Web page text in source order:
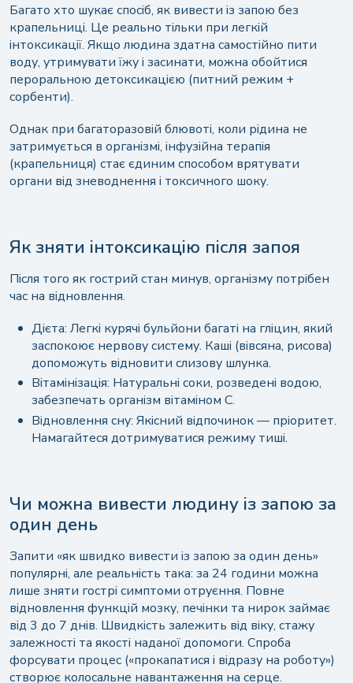
Багато хто шукає спосіб, як вивести із запою без
крапельниці. Це реально тільки при легкій
інтоксикації. Якщо людина здатна самостійно пити
воду, утримувати їжу і засинати, можна обойтися
пероральною детоксикацією (питний режим +
сорбенти).
Однак при багаторазовій блювоті, коли рідина не
затримується в організмі, інфузійна терапія
(крапельниця) стає єдиним способом врятувати
органи від зневоднення і токсичного шоку.
Як зняти інтоксикацію після запоя
Після того як гострий стан минув, організму потрібен
час на відновлення.
Дієта: Легкі курячі бульйони багаті на гліцин, який
заспокоює нервову систему. Каші (вівсяна, рисова)
допоможуть відновити слизову шлунка.
Вітамінізація: Натуральні соки, розведені водою,
забезпечать організм вітаміном C.
Відновлення сну: Якісний відпочинок — пріоритет.
Намагайтеся дотримуватися режиму тиші.
Чи можна вивести людину із запою за
один день
Запити «як швидко вивести із запою за один день»
популярні, але реальність така: за 24 години можна
лише зняти гострі симптоми отруєння. Повне
відновлення функцій мозку, печінки та нирок займає
від 3 до 7 днів. Швидкість залежить від віку, стажу
залежності та якості наданої допомоги. Спроба
форсувати процес («прокапатися і відразу на роботу»)
створює колосальне навантаження на серце.
Залишити відгук
Напишіть ім'я або натисніть кнопку “Анонім”
Безкоштовна консультація фахівців по
телефону цілодобово